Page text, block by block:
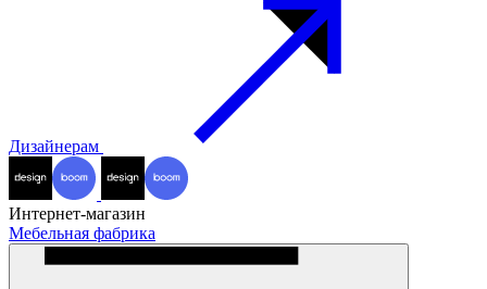
Дизайнерам
Интернет-магазин
Мебельная фабрика